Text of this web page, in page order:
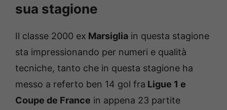
sua stagione
Il classe 2000 ex Marsiglia in questa stagione
sta impressionando per numeri e qualità
tecniche, tanto che in questa stagione ha
messo a referto ben 14 gol fra Ligue 1 e
Coupe de France in appena 23 partite